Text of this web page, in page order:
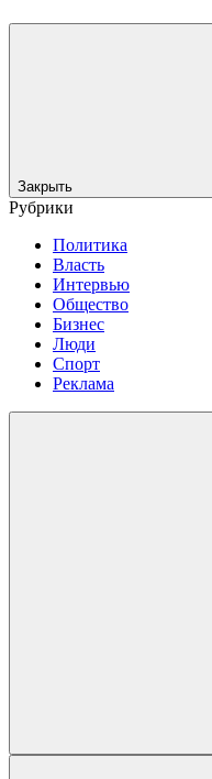
Закрыть
Рубрики
Политика
Власть
Интервью
Общество
Бизнес
Люди
Спорт
Реклама